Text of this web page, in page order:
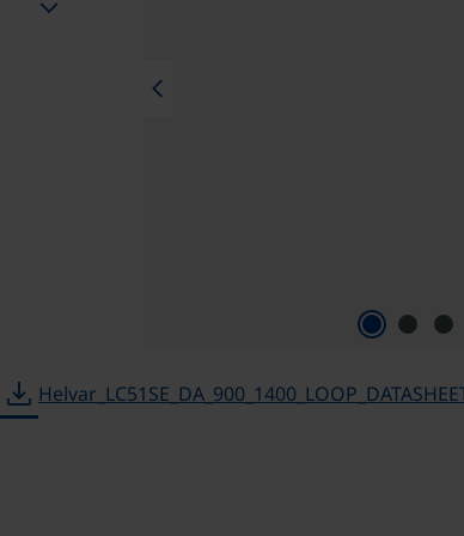
chevron_left
chevron_right
download